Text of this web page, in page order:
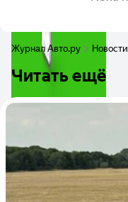
Журнал Авто.ру Новости
Читать ещё